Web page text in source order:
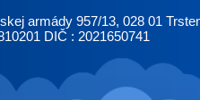
armády 957/13, 028 01
DIČ : 2021650741